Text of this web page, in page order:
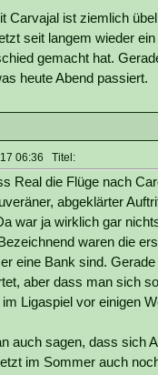
Carvajal ist ziemlich
seit langem wieder
gemacht hat.
heute Abend passiert.
06:36 Titel:
Real die Flüge nach
abgeklärter
war ja wirklich gar
waren die
eine Bank sind.
aber dass man sich
Ligaspiel vor einigen
auch sagen, dass sich
im Sommer auch